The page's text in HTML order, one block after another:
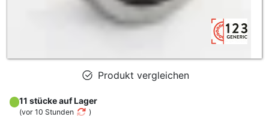
Produkt vergleichen
11 stücke auf Lager
(vor 10 Stunden )